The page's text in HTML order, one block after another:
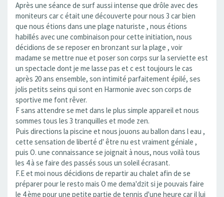
Après une séance de surf aussi intense que drôle avec des
moniteurs car c était une découverte pour nous 3 car bien
que nous étions dans une plage naturiste , nous étions
habillés avec une combinaison pour cette initiation, nous
décidions de se reposer en bronzant sur la plage , voir
madame se mettre nue et poser son corps sur la serviette est
un spectacle dont je me lasse pas et c est toujours le cas
après 20 ans ensemble, son intimité parfaitement épilé, ses
jolis petits seins qui sont en Harmonie avec son corps de
sportive me font rêver.
F sans attendre se met dans le plus simple appareil et nous
sommes tous les 3 tranquilles et mode zen.
Puis directions la piscine et nous jouons au ballon dans l eau ,
cette sensation de liberté d' être nu est vraiment géniale ,
puis O. une connaissance se joignait à nous, nous voilà tous
les 4 à se faire des passés sous un soleil écrasant.
F.E et moi nous décidions de repartir au chalet afin de se
préparer pour le resto mais O me dema'dzit si je pouvais faire
le 4 ème pour une petite partie de tennis d'une heure car il lui